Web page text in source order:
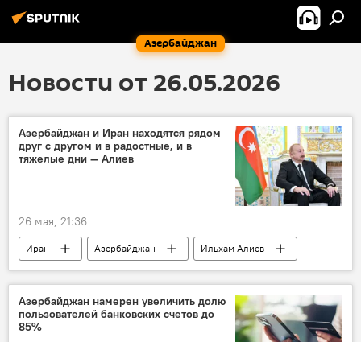
Азербайджан
Новости от 26.05.2026
Азербайджан и Иран находятся рядом
друг с другом и в радостные, и в
тяжелые дни — Алиев
26 мая, 21:36
Иран Азербайджан
Ильхам Алиев
президент Ирана МасудПезешкиан
Помощь
Праздник Гурбан
Поздравление с праздником Гурбан
Азербайджан намерен увеличить долю
пользователей банковских счетов до
85%